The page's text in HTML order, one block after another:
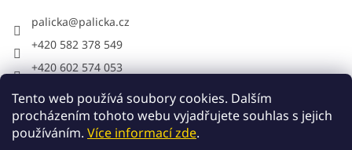
Tento web používá soubory cookies. Dalším
procházením tohoto webu vyjadřujete souhlas s jejich
používáním. Více informací zde.
palicka@palicka.cz
+420 582 378 549
+420 602 574 053
Palička s.r.o. - pracovní oděvy